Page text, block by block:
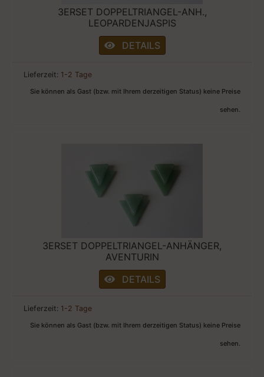
3ERSET DOPPELTRIANGEL-ANH.,
LEOPARDENJASPIS
DETAILS
Lieferzeit: 1-2 Tage
Sie können als Gast (bzw. mit Ihrem derzeitigen Status) keine Preise
sehen.
3ERSET DOPPELTRIANGEL-ANHÄNGER,
AVENTURIN
DETAILS
Lieferzeit: 1-2 Tage
Sie können als Gast (bzw. mit Ihrem derzeitigen Status) keine Preise
sehen.